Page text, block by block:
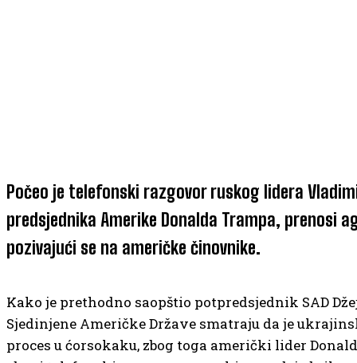
Počeo je telefonski razgovor ruskog lidera
predsjednika Amerike Donalda Trampa, prenosi
pozivajući se na američke činovnike.
Kako je prethodno saopštio potpredsjednik SAD
Sjedinjene Američke Države smatraju da je
proces u ćorsokaku, zbog toga američki lider